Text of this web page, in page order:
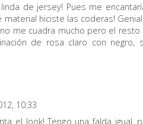
de jersey! Pues me
material hiciste las coderas!
me cuadra mucho pero el resto
de rosa claro con negro,
10:33
el look! Tengo una falda igual,